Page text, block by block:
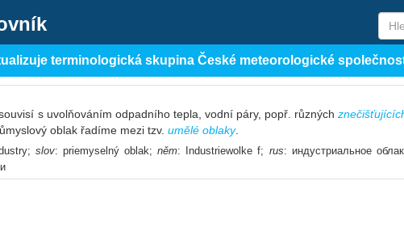
terminologická skupina České meteorologické
s uvolňováním odpadního tepla, vodní páry, popř. různých
oblak řadíme mezi tzv. umělé oblaky.
slov: priemyselný oblak;něm: Industriewolke f; rus: индустриальное